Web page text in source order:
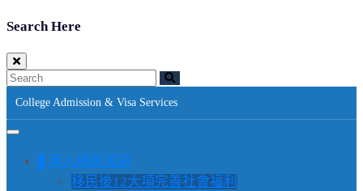
Search Here
College Admission & Visa Services
▌港人移民資訊
移民後12大項完善社會福利